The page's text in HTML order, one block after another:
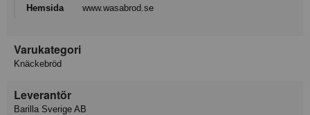
Hemsida
www.wasabrod.se
Varukategori
Knäckebröd
Leverantör
Barilla Sverige AB